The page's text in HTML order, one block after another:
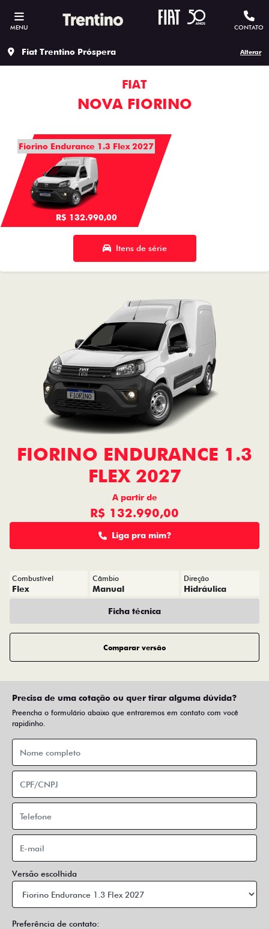
MENU CONTATO
Fiat Trentino Próspera Alterar
FIAT
NOVA FIORINO
Fiorino Endurance 1.3 Flex 2027
R$ 132.990,00
Itens de série
FIORINO ENDURANCE 1.3
FLEX 2027
A partir de
R$ 132.990,00
Liga pra mim?
Combustível
Flex
Câmbio
Manual
Direção
Hidráulica
Ficha técnica
Comparar versão
Precisa de uma cotação ou quer tirar alguma dúvida?
Preencha o formulário abaixo que entraremos em contato com você
rapidinho.
Versão escolhida
Preferência de contato: